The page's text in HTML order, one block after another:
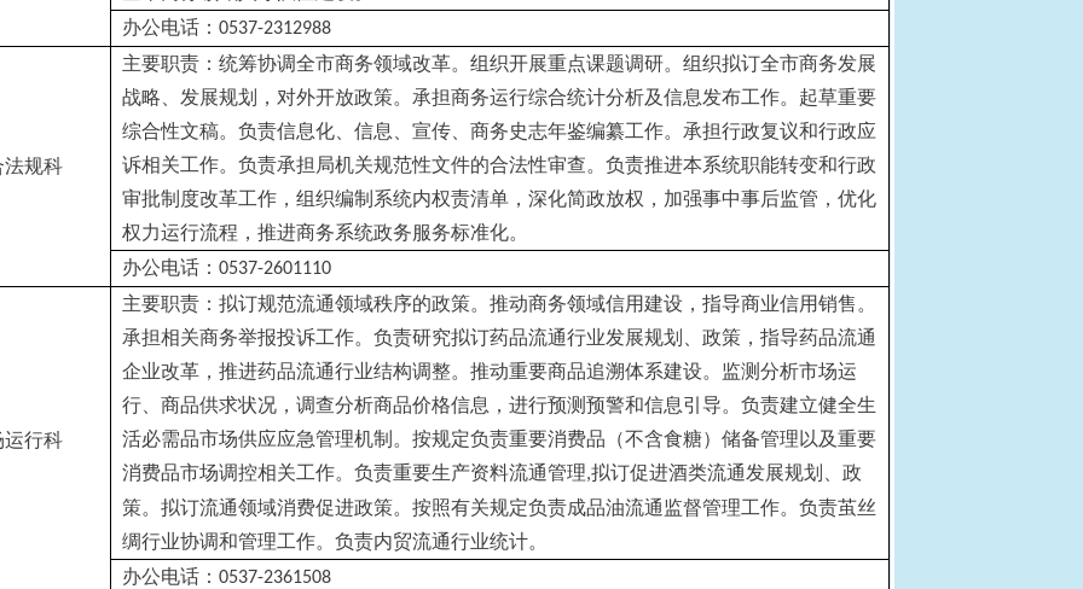
办公电话： 0537-2312988
法规科
主要职责：统筹协调全市商务领域改革。组织开展重点课题调研。组织拟订全市商务发展
战略、发展规划，对外开放政策。承担商务运行综合统计分析及信息发布工作。起草重要
综合性文稿。负责信息化、信息、宣传、商务史志年鉴编纂工作。承担行政复议和行政应
诉相关工作。负责承担局机关规范性文件的合法性审查。负责推进本系统职能转变和行政
审批制度改革工作，组织编制系统内权责清单，深化简政放权，加强事中事后监管，优化
权力运行流程，推进商务系统政务服务标准化。
办公电话： 0537-2601110
运行科
主要职责：拟订规范流通领域秩序的政策。推动商务领域信用建设，指导商业信用销售。
承担相关商务举报投诉工作。负责研究拟订药品流通行业发展规划、政策，指导药品流通
企业改革，推进药品流通行业结构调整。推动重要商品追溯体系建设。监测分析市场运
行、商品供求状况，调查分析商品价格信息，进行预测预警和信息引导。负责建立健全生
活必需品市场供应应急管理机制。按规定负责重要消费品（不含食糖）储备管理以及重要
消费品市场调控相关工作。负责重要生产资料流通管理,拟订促进酒类流通发展规划、政
策。拟订流通领域消费促进政策。按照有关规定负责成品油流通监督管理工作。负责茧丝
绸行业协调和管理工作。负责内贸流通行业统计。
办公电话： 0537-2361508